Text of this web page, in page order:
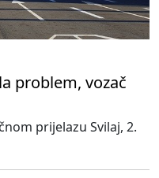
problem, vozač
prijelazu Svilaj, 2.